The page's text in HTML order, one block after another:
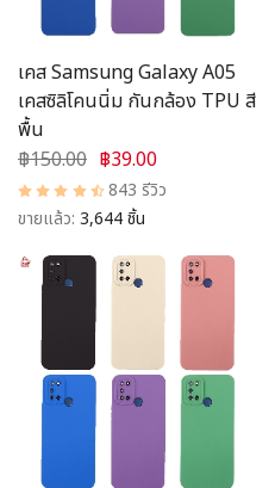
เคส Samsung Galaxy A05
เคสซิลิโคนนิ่ม กันกล้อง TPU สี
พื้น
฿150.00 ฿39.00
843 รีวิว
ขายแล้ว: 3,644 ชิ้น